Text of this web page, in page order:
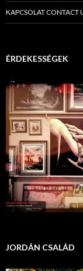
KAPCSOLAT CONTACT
ÉRDEKESSÉGEK
JORDÁN CSALÁD